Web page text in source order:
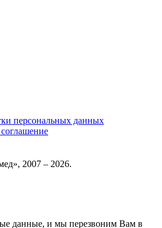
персональных данных
2007 – 2026.
данные, и мы перезвоним Вам в